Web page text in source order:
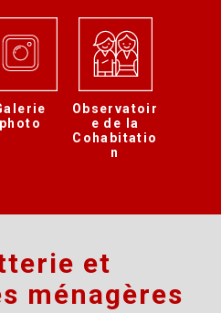
photo
Observatoir
e de la
Cohabitatio
n
et
ménagères